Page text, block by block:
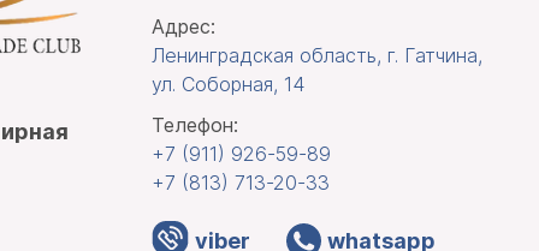
Адрес:
Ленинградская область, г. Гатчина,
ул. Соборная, 14
Телефон:
+7 (911) 926-59-89
+7 (813) 713-20-33
viber whatsapp